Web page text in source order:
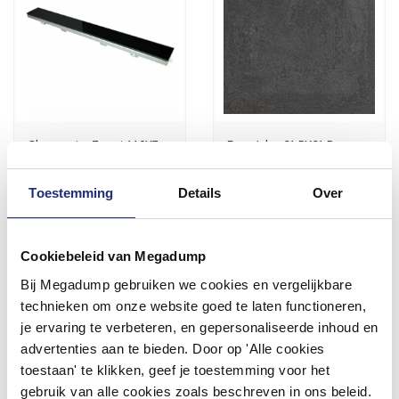
Toestemming Details Over
Cookiebeleid van Megadump
Bij Megadump gebruiken we cookies en vergelijkbare
technieken om onze website goed te laten functioneren,
je ervaring te verbeteren, en gepersonaliseerde inhoud en
advertenties aan te bieden. Door op 'Alle cookies
toestaan' te klikken, geef je toestemming voor het
gebruik van alle cookies zoals beschreven in ons beleid.
Glasrooster Zwart 110X7
Vóór 14:00 besteld,
81,00
Meer info
Energieker 61,5X61,5
Meer info